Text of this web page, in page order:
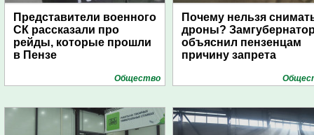
Представители военного
СК рассказали про
рейды, которые прошли
в Пензе
Общество
Почему нельзя
дроны?
объяснил пензенцам
причину запрета